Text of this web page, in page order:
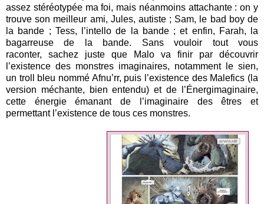
assez stéréotypée ma foi, mais néanmoins attachante : on y
trouve son meilleur ami, Jules, autiste ; Sam, le bad boy de
la bande ; Tess, l’intello de la bande ; et enfin, Farah, la
bagarreuse de la bande. Sans vouloir tout vous
raconter, sachez juste que Malo va finir par découvrir
l’existence des monstres imaginaires, notamment le sien,
un troll bleu nommé Afnu’rr, puis l’existence des Malefics (la
version méchante, bien entendu) et de
l’Énergimaginaire,
cette énergie émanant de l’imaginaire des êtres et
permettant l’existence de tous ces monstres.